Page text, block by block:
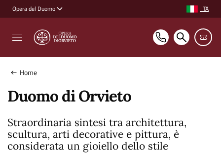
Vai ai contenuti
Vai al footer
Opera del Duomo Selezione
ITA
Home
Duomo di Orvieto
Straordinaria sintesi tra architettura,
scultura, arti decorative e pittura, è
considerata un gioiello dello stile